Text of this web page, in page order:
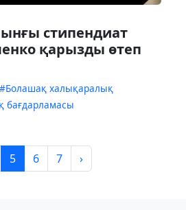
стипендиат
қарызды өтеп
#Болашақ халықаралық
бағдарламасы
5 6 7 ›